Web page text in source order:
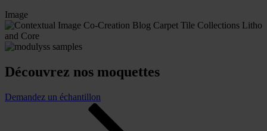
Image
Découvrez nos moquettes
Demandez un échantillon